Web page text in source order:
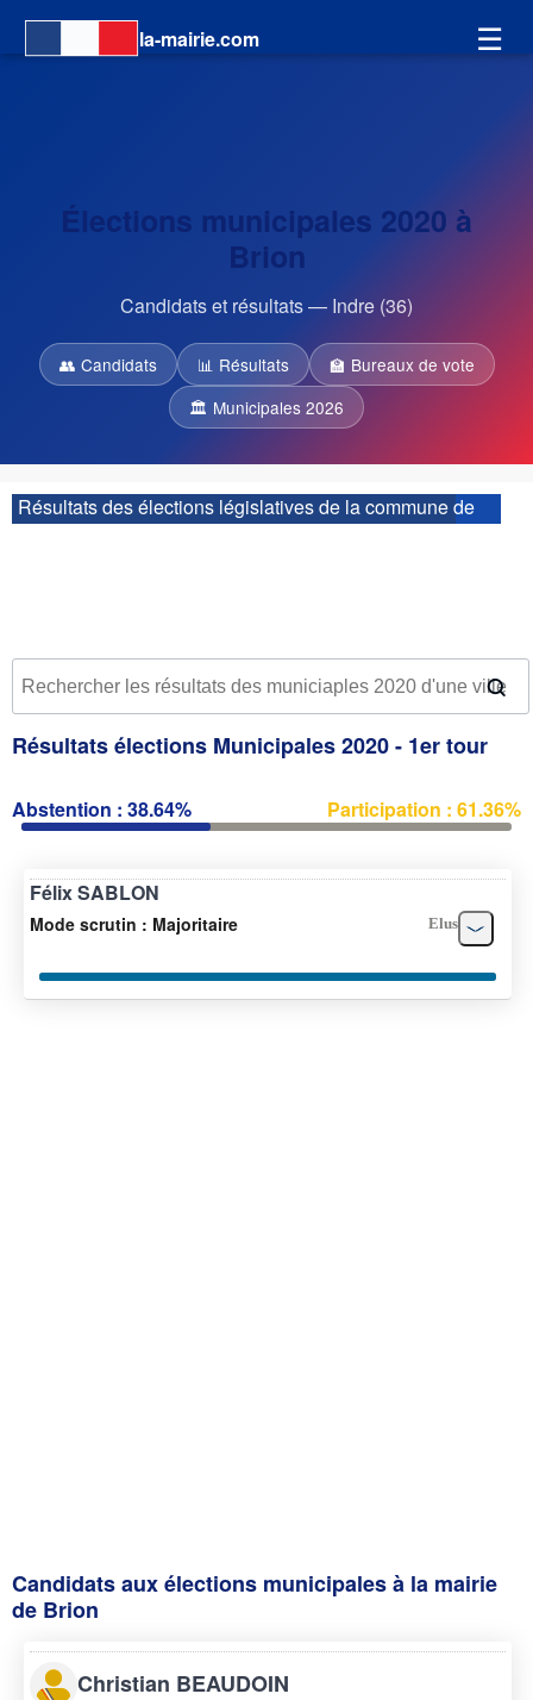
la-mairie.com ☰
Élections municipales 2020 à
Brion
Candidats et résultats — Indre (36)
👥 Candidats 📊 Résultats
🏫 Bureaux de vote
🏛 Municipales 2026
Résultats des élections législatives de la commune de
Brion :| 2ème circonscription
Résultats élections Municipales 2020 - 1er tour
Abstention : 38.64% Participation : 61.36%
Félix SABLON
Mode scrutin : Majoritaire Elus
Candidats aux élections municipales à la mairie
de Brion
Christian BEAUDOIN